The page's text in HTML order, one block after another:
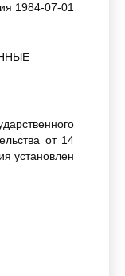
1984-07-01
от 14
установлен